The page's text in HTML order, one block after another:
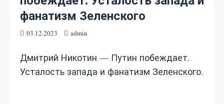
фанатизм Зеленского
03.12.2023 admin
Дмитрий Никотин — Путин побеждает.
Усталость запада и фанатизм Зеленского.